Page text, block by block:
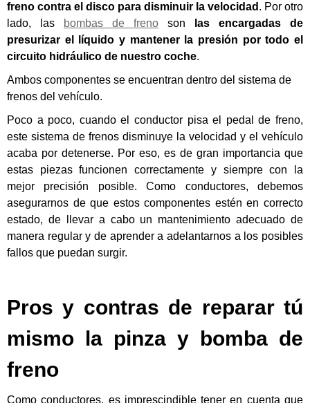
freno contra el disco para disminuir la velocidad . Por otro
lado, las
bombas de freno son
las encargadas de
presurizar el líquido y mantener la presión por todo el
circuito hidráulico de nuestro coche.
Ambos componentes se encuentran dentro del sistema de
frenos del vehículo.
Poco a poco, cuando el conductor pisa el pedal de freno,
este sistema de frenos disminuye la velocidad y el vehículo
acaba por detenerse. Por eso, es de gran importancia que
estas piezas funcionen correctamente y siempre con la
mejor precisión posible. Como conductores, debemos
asegurarnos de que estos componentes estén en correcto
estado, de llevar a cabo un mantenimiento adecuado de
manera regular y de aprender a adelantarnos a los posibles
fallos que puedan surgir.
Pros y contras de reparar tú
mismo la pinza y bomba de
freno
Como conductores, es imprescindible tener en cuenta que